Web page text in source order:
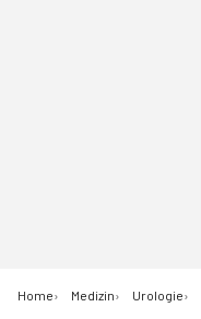
Home Medizin Urologie